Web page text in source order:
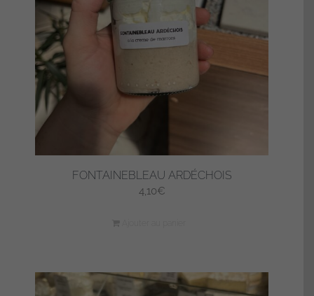
FONTAINEBLEAU ARDÉCHOIS
4,10€